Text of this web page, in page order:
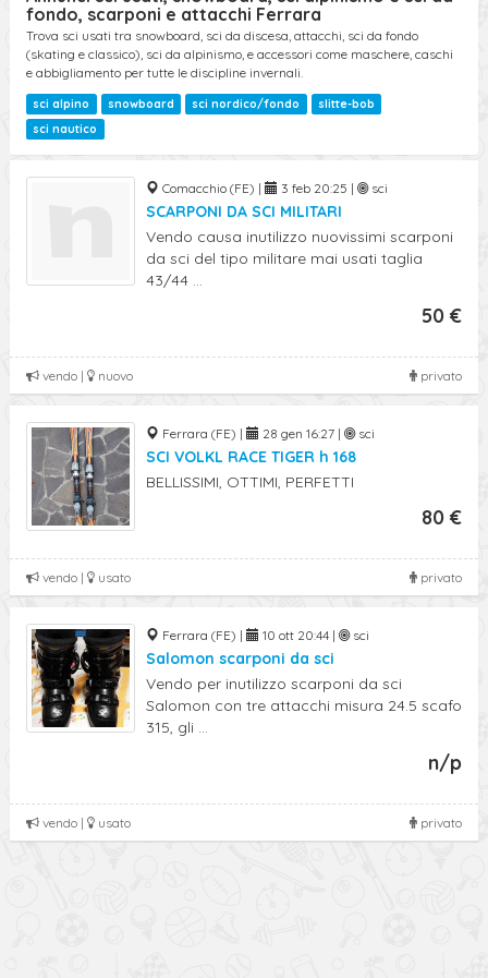
fondo, scarponi e attacchi Ferrara
Trova sci usati tra snowboard, sci da discesa, attacchi, sci da fondo
(skating e classico), sci da alpinismo, e accessori come maschere, caschi
e abbigliamento per tutte le discipline invernali.
sci alpino snowboard sci nordico/fondo
slitte-bob
sci nautico
Comacchio (FE) | 3 feb 20:25 | sci
SCARPONI DA SCI MILITARI
Vendo causa inutilizzo nuovissimi scarponi
da sci del tipo militare mai usati taglia
43/44 ...
50 €
privato
vendo | nuovo
Ferrara (FE) | 28 gen 16:27 | sci
SCI VOLKL RACE TIGER h 168
BELLISSIMI, OTTIMI, PERFETTI
80 €
privato
vendo | usato
Ferrara (FE) | 10 ott 20:44 | sci
Salomon scarponi da sci
Vendo per inutilizzo scarponi da sci
Salomon con tre attacchi misura 24.5 scafo
315, gli ...
n/p
privato
vendo | usato